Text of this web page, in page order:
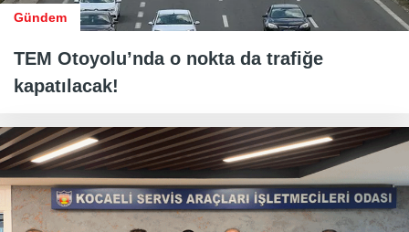
Gündem
TEM Otoyolu’nda o nokta da trafiğe
kapatılacak!